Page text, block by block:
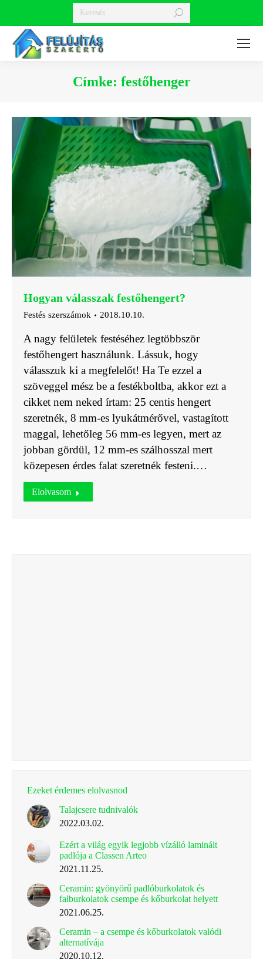
Search:
Címke: festőhenger
Hogyan válasszak festőhengert?
Festés szerszámok 2018.10.10.
A nagy felületek festéséhez legtöbbször
festőhengert használunk. Lássuk, hogy
válasszuk ki a megfelelőt! Ha Te ezzel a
szöveggel mész be a festékboltba, akkor ezt a
cikket nem neked írtam: 25 centis hengert
szeretnék, 8 mm-es lyukátmérővel, vastagított
maggal, lehetőleg 56 mm-es legyen, mert az
jobban gördül, 12 mm-es szálhosszal mert
közepesen érdes falat szeretnék festeni.…
Elolvasom
Ezeket érdemes elolvasnod
Talajcsere tudnivalók
2022.03.02.
Ezért a világ egyik legjobb vízálló laminált
padlója a Classen Arteo
2021.11.25.
Ceramin: gyönyörű padlóburkolatok és
falburkolatok csempe és kőburkolat helyett
2021.06.25.
Ceramin – a csempe és kőburkolatok valódi
alternatívája
2020.10.12.